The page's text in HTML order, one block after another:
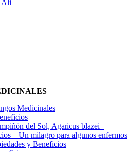
Ali
Medicinales
del Sol, Agaricus blazei
– Un milagro para algunos enfermos
y Beneficios